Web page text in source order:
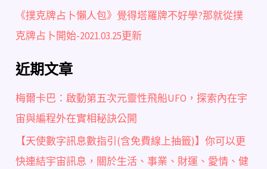
《撲克牌占卜懶人包》覺得塔羅牌不好學?那就從撲
克牌占卜開始-2021.03.25更新
近期文章
梅爾卡巴：啟動第五次元靈性飛船UFO，探索內在宇
宙與編程外在實相秘訣公開
【天使數字訊息數指引(含免費線上抽籤)】你可以更
快連結宇宙訊息，關於生活、事業、財運、愛情、健